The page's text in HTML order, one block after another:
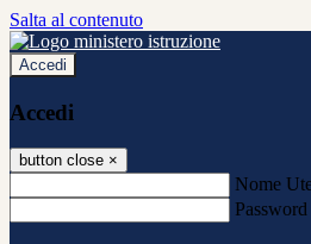
Salta al contenuto
Accedi
Accedi
button close ×
Nome
Password